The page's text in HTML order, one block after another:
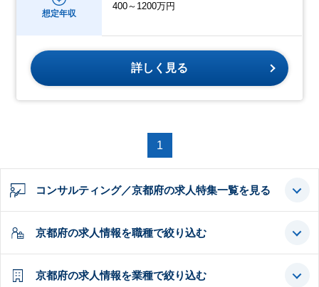
想定年収
400～1200万円
詳しく見る
1
コンサルティング／京都府の求人特集一覧を見る
京都府の求人情報を職種で絞り込む
京都府の求人情報を業種で絞り込む